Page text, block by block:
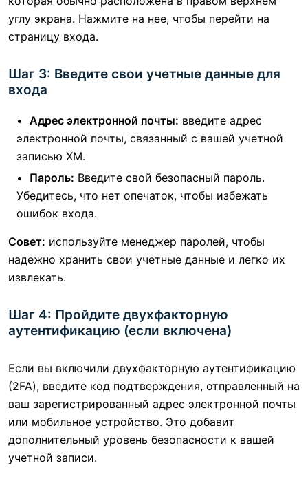
углу экрана. Нажмите на нее, чтобы перейти на
страницу входа.
Шаг 3: Введите свои учетные данные для
входа
Адрес электронной почты: введите адрес
электронной почты, связанный с вашей учетной
записью XM.
Пароль: Введите свой безопасный пароль.
Убедитесь, что нет опечаток, чтобы избежать
ошибок входа.
Совет: используйте менеджер паролей, чтобы
надежно хранить свои учетные данные и легко их
извлекать.
Шаг 4: Пройдите двухфакторную
аутентификацию (если включена)
Если вы включили двухфакторную аутентификацию
(2FA), введите код подтверждения, отправленный на
ваш зарегистрированный адрес электронной почты
или мобильное устройство. Это добавит
дополнительный уровень безопасности к вашей
учетной записи.